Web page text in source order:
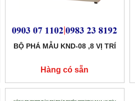
BỘ PHÁ MẪU KND-08 ,8 VỊ TRÍ
Hàng có sẵn